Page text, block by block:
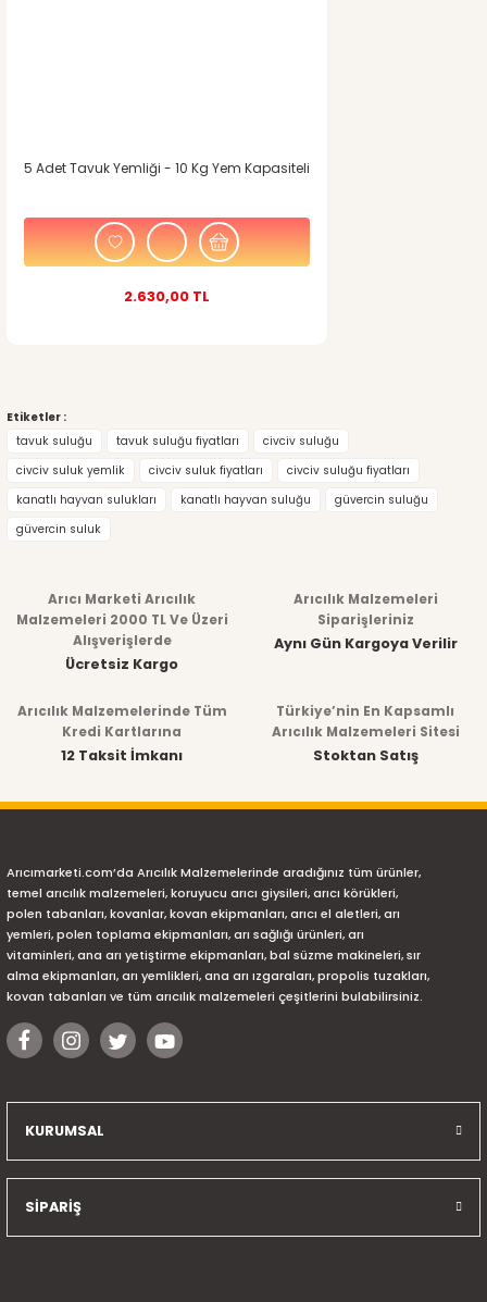
5 Adet Tavuk Yemliği - 10 Kg Yem Kapasiteli
2.630,00 TL
Etiketler :
tavuk suluğu
tavuk suluğu fiyatları
civciv suluğu
civciv suluk yemlik
civciv suluk fiyatları
civciv suluğu fiyatları
kanatlı hayvan sulukları
kanatlı hayvan suluğu
güvercin suluğu
güvercin suluk
Arıcı Marketi Arıcılık
Malzemeleri 2000 TL Ve Üzeri
Alışverişlerde
Ücretsiz Kargo
Arıcılık Malzemeleri
Siparişleriniz
Aynı Gün Kargoya Verilir
Arıcılık Malzemelerinde Tüm
Kredi Kartlarına
12 Taksit İmkanı
Türkiye’nin En Kapsamlı
Arıcılık Malzemeleri Sitesi
Stoktan Satış
Arıcımarketi.com’da Arıcılık Malzemelerinde aradığınız tüm ürünler,
temel arıcılık malzemeleri, koruyucu arıcı giysileri, arıcı körükleri,
polen tabanları, kovanlar, kovan ekipmanları, arıcı el aletleri, arı
yemleri, polen toplama ekipmanları, arı sağlığı ürünleri, arı
vitaminleri, ana arı yetiştirme ekipmanları, bal süzme makineleri, sır
alma ekipmanları, arı yemlikleri, ana arı ızgaraları, propolis tuzakları,
kovan tabanları ve tüm arıcılık malzemeleri çeşitlerini bulabilirsiniz.
KURUMSAL
SİPARİŞ